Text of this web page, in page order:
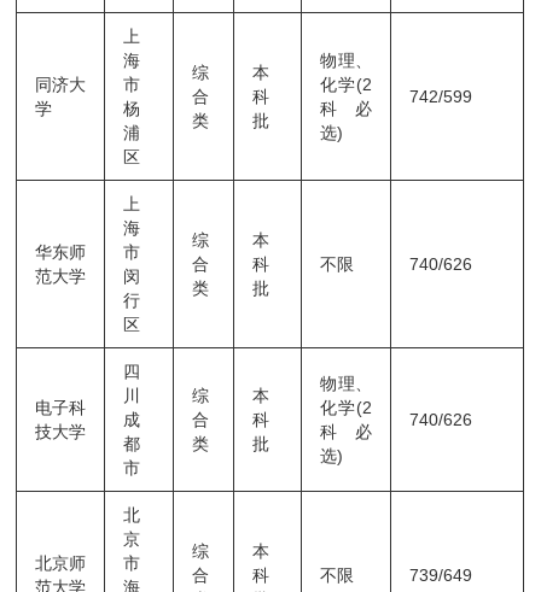
同济大
学
上
海
市
杨
浦
区
综
合
类
本
科
批
物理、
化学(2
科必
选)
742/599
华东师
范大学
上
海
市
闵
行
区
综
合
类
本
科
批
不限 740/626
电子科
技大学
四
川
成
都
市
综
合
类
本
科
批
物理、
化学(2
科必
选)
740/626
北京师
范大学
北
京
市
海
综
合
本
科
不限 739/649